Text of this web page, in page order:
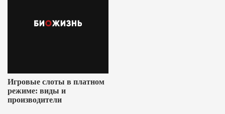
Игровые слоты в платном
режиме: виды и
производители